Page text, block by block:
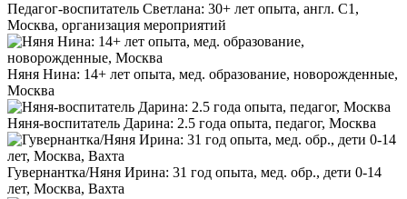
Педагог-воспитатель Светлана: 30+ лет опыта, англ. C1,
Москва, организация мероприятий
Няня Нина: 14+ лет опыта, мед. образование, новорожденные,
Москва
Няня-воспитатель Дарина: 2.5 года опыта, педагог, Москва
Гувернантка/Няня Ирина: 31 год опыта, мед. обр., дети 0-14
лет, Москва, Вахта